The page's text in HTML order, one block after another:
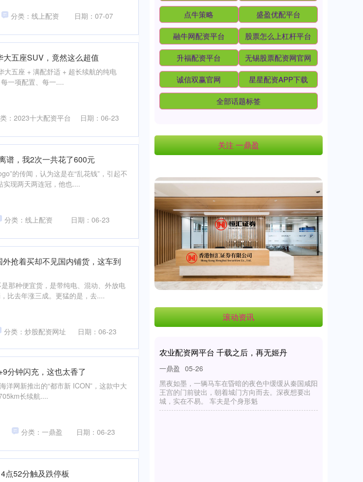
分类：线上配资 日期：07-07
五座SUV，竟然这么超值
大五座 + 满配舒适 + 超长续航的纯电
一项配置、每一....
：2023十大配资平台 日期：06-23
谱，我2次一共花了600元
的传闻，认为这是在“乱花钱”，引起不
现两天两连冠，他也....
分类：线上配资 日期：06-23
抢着买却不见国内铺货，这车到
那种便宜货，是带纯电、混动、外放电
比去年涨三成。更猛的是，去....
分类：炒股配资网址 日期：06-23
分钟闪充，这也太香了
洋网新推出的“都市新 ICON”，这款中大
长续航....
分类：一鼎盈 日期：06-23
点52分触及跌停板
点牛策略 盛盈优配平台
融牛网配资平台 股票怎么上杠杆平台
升福配资平台 无锡股票配资网官网
诚信双赢官网 星星配资APP下载
全部话题标签
关注 一鼎盈
滚动资讯
农业配资网平台 千载之后，再无姬丹
一鼎盈 05-26
黑夜如墨，一辆马车在昏暗的夜色中缓缓从秦国咸阳
王宫的门前驶出，朝着城门方向而去。深夜想要出
城，实在不易。 车夫是个身形魁